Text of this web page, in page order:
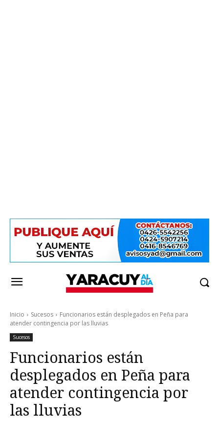
Inicio Sucesos
Funcionarios están desplegados en Peña para
atender contingencia por las lluvias
Sucesos
Funcionarios están
desplegados en Peña para
atender contingencia por
las lluvias